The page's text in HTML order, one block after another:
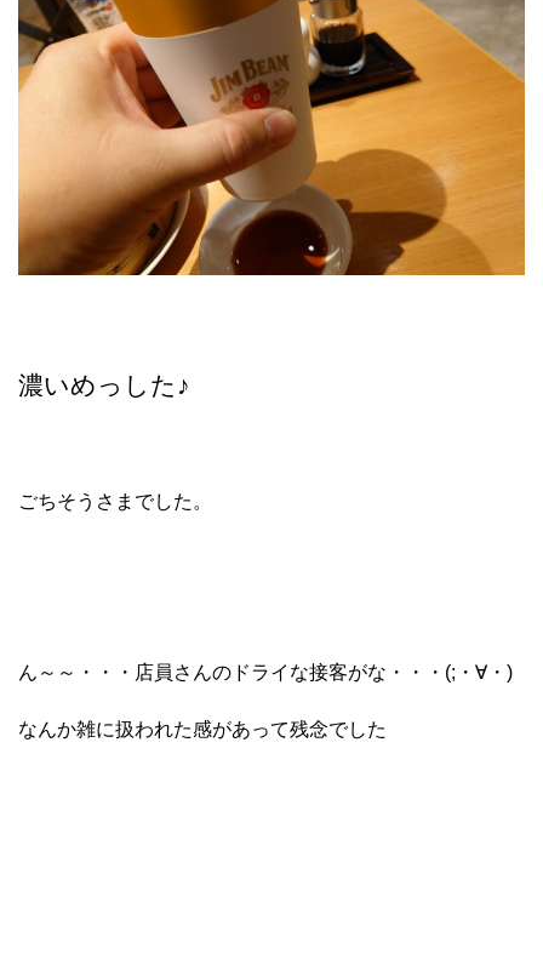
濃いめっした♪
ごちそうさまでした。
ん～～・・・店員さんのドライな接客がな・・・(;・∀・)
なんか雑に扱われた感があって残念でした